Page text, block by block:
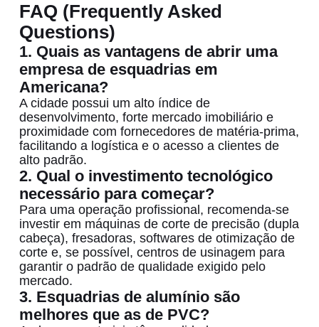
FAQ (Frequently Asked
Questions)
1. Quais as vantagens de abrir uma
empresa de esquadrias em
Americana?
A cidade possui um alto índice de
desenvolvimento, forte mercado imobiliário e
proximidade com fornecedores de matéria-prima,
facilitando a logística e o acesso a clientes de
alto padrão.
2. Qual o investimento tecnológico
necessário para começar?
Para uma operação profissional, recomenda-se
investir em máquinas de corte de precisão (dupla
cabeça), fresadoras, softwares de otimização de
corte e, se possível, centros de usinagem para
garantir o padrão de qualidade exigido pelo
mercado.
3. Esquadrias de alumínio são
melhores que as de PVC?